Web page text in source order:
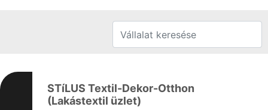
STíLUS Textil-Dekor-Otthon
(Lakástextil üzlet)